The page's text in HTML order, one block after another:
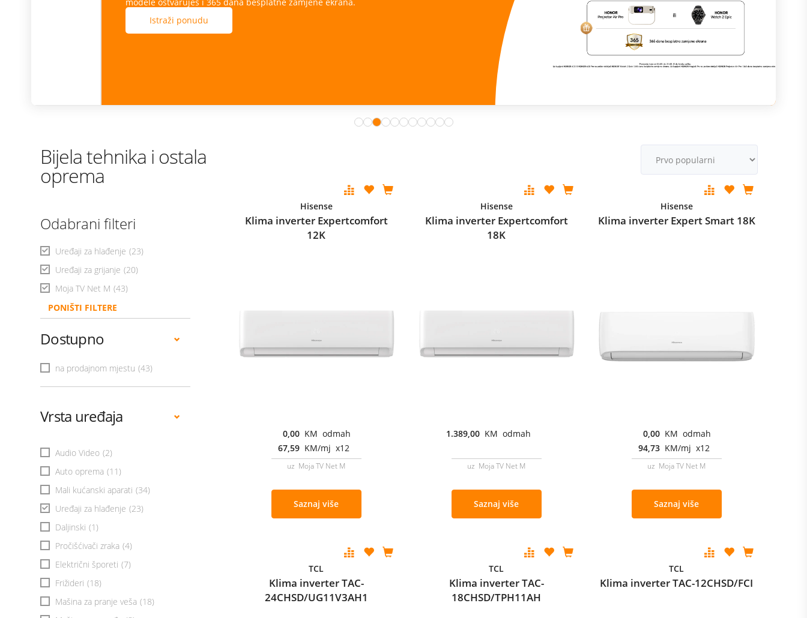
Bijela tehnika i ostala
oprema
Odabrani filteri
Uređaji za hlađenje (23)
Uređaji za grijanje (20)
Moja TV Net M (43)
PONIŠTI FILTERE
Dostupno
na prodajnom mjestu (43)
Vrsta uređaja
Audio Video (2)
Auto oprema (11)
Mali kućanski aparati (34)
Uređaji za hlađenje (23)
Daljinski (1)
Pročišćivači zraka (4)
Električni šporeti (7)
Frižideri (18)
Mašina za pranje veša (18)
Hisense
Klima inverter Expertcomfort
12K
0,00 KM odmah
67,59 KM/mj x12
uz Moja TV Net M
Saznaj više
Hisense
Klima inverter Expertcomfort
18K
1.389,00 KM odmah
uz Moja TV Net M
Saznaj više
Hisense
Klima inverter Expert Smart 18K
0,00 KM odmah
94,73 KM/mj x12
uz Moja TV Net M
Saznaj više
TCL
Klima inverter TAC-
24CHSD/UG11V3AH1
TCL
Klima inverter TAC-
18CHSD/TPH11AH
TCL
Klima inverter TAC-12CHSD/FCI